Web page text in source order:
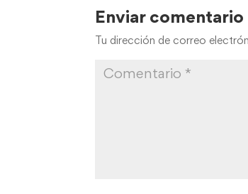
Enviar comentario
Tu dirección de correo